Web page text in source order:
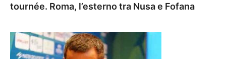
tournée. Roma, l’esterno tra Nusa e Fofana